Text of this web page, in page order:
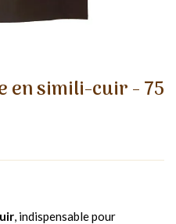
en simili-cuir - 75
, indispensable pour